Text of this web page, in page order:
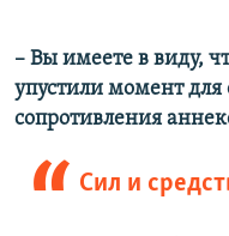
– Вы имеете в виду,
упустили момент
сопротивления
Сил и